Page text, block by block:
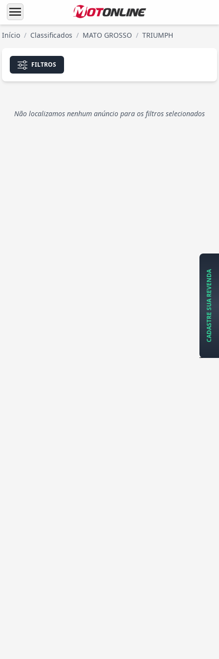
menu
Início / Classificados / MATO GROSSO / TRIUMPH
FILTROS
Não localizamos nenhum anúncio para os filtros selecionados
CADASTRE SUA REVENDA